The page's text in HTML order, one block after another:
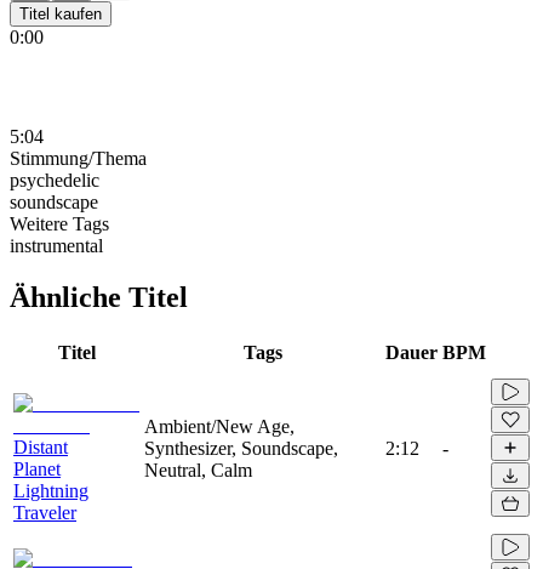
Titel kaufen
0:00
5:04
Stimmung/Thema
psychedelic
soundscape
Weitere Tags
instrumental
Ähnliche Titel
Titel Tags Dauer BPM
Distant
Planet
Lightning
Traveler
Ambient/New Age,
Synthesizer, Soundscape,
Neutral, Calm
2:12 -